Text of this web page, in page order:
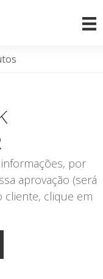
por
aprovação (será
cliente, clique em